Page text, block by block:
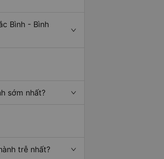
Bình - Bình
sớm nhất?
trễ nhất?